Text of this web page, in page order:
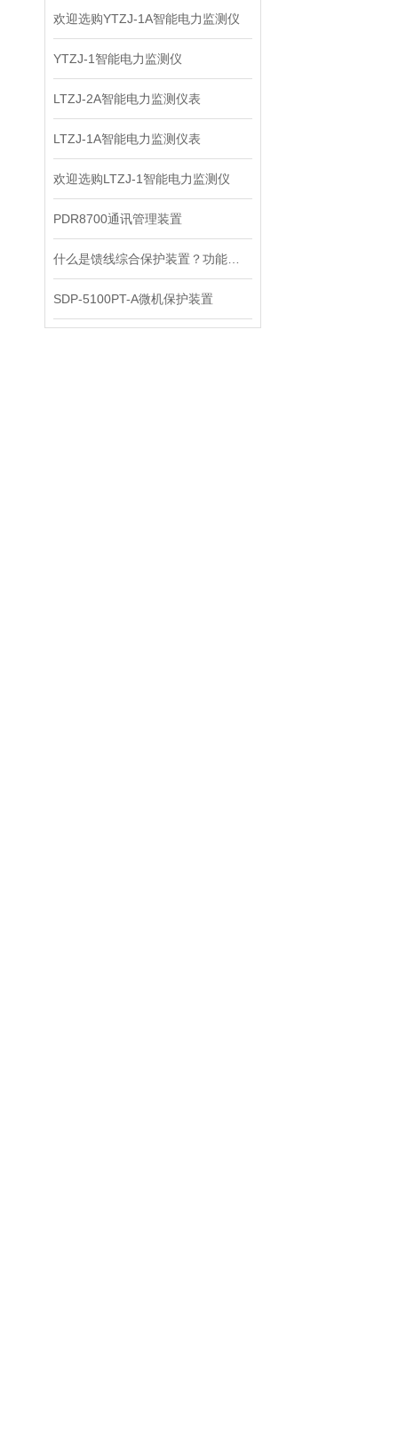
欢迎选购YTZJ-1A智能电力监测仪
YTZJ-1智能电力监测仪
LTZJ-2A智能电力监测仪表
LTZJ-1A智能电力监测仪表
欢迎选购LTZJ-1智能电力监测仪
PDR8700通讯管理装置
SDP-5100PT-A微机保护装置